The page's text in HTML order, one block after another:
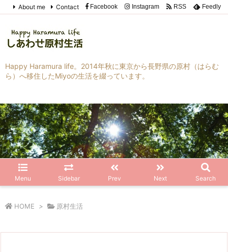
Happy Haramura life。2014年秋に東京から長野県の原村（はらむ
ら）へ移住したMiyoの生活を綴っています。
Menu Sidebar Prev Next Search
About me Contact Facebook Instagram RSS Feedly
HOME > 原村生活